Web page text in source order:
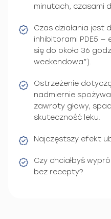
minutach, czasami
Czas działania jest
inhibitorami PDE5
się do około 36
weekendowa”).
Ostrzeżenie
nadmiernie
zawroty głowy,
skuteczność leku.
Najczęstszy efekt
Czy chciałbyś
bez recepty?